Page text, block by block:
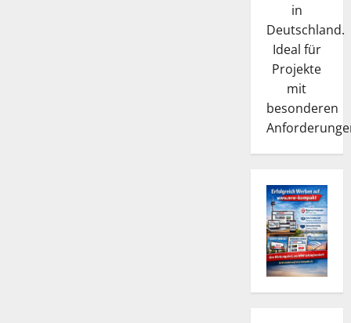
in
Deutschland.
Ideal für
Projekte
mit
besonderen